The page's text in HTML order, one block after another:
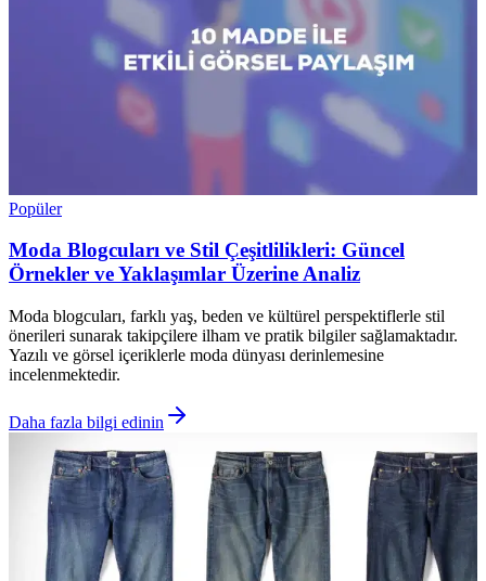
Popüler
Moda Blogcuları ve Stil Çeşitlilikleri: Güncel
Örnekler ve Yaklaşımlar Üzerine Analiz
Moda blogcuları, farklı yaş, beden ve kültürel perspektiflerle stil
önerileri sunarak takipçilere ilham ve pratik bilgiler sağlamaktadır.
Yazılı ve görsel içeriklerle moda dünyası derinlemesine
incelenmektedir.
Daha fazla bilgi edinin